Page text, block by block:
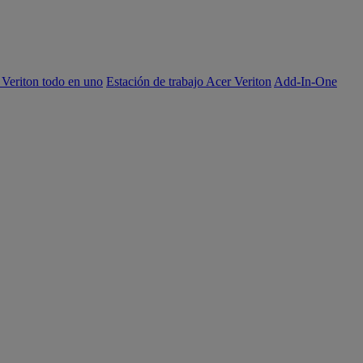
todo en uno Estación de trabajo Acer Veriton Add-In-One